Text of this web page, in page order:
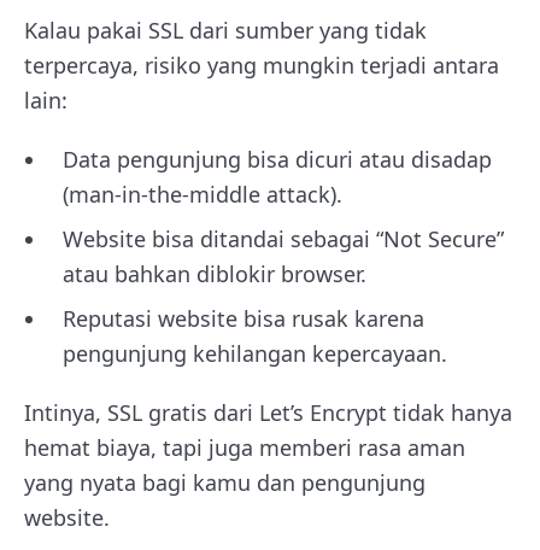
Kalau pakai SSL dari sumber yang tidak
terpercaya, risiko yang mungkin terjadi antara
lain:
Data pengunjung bisa dicuri atau disadap
(man-in-the-middle attack).
Website bisa ditandai sebagai “Not Secure”
atau bahkan diblokir browser.
Reputasi website bisa rusak karena
pengunjung kehilangan kepercayaan.
Intinya, SSL gratis dari Let’s Encrypt tidak hanya
hemat biaya, tapi juga memberi rasa aman
yang nyata bagi kamu dan pengunjung
website.